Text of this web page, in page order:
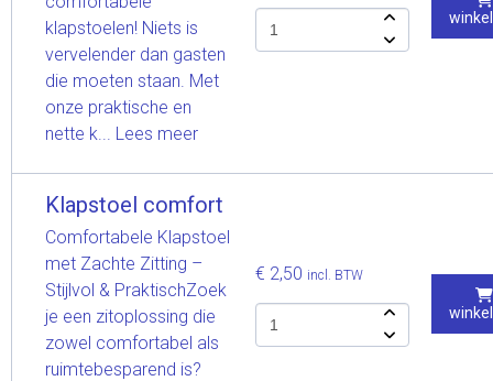
klapstoelen! Niets is
vervelender dan gasten
die moeten staan. Met
onze praktische en
nette k... Lees meer
Klapstoel comfort
Comfortabele Klapstoel
met Zachte Zitting –
Stijlvol & PraktischZoek
je een zitoplossing die
zowel comfortabel als
ruimtebesparend is?
€ 2,50 incl. BTW